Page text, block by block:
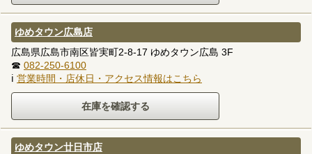
ゆめタウン広島店
広島県広島市南区皆実町2-8-17 ゆめタウン広島 3F
☎ 082-250-6100
ℹ 営業時間・店休日・アクセス情報はこちら
ゆめタウン廿日市店